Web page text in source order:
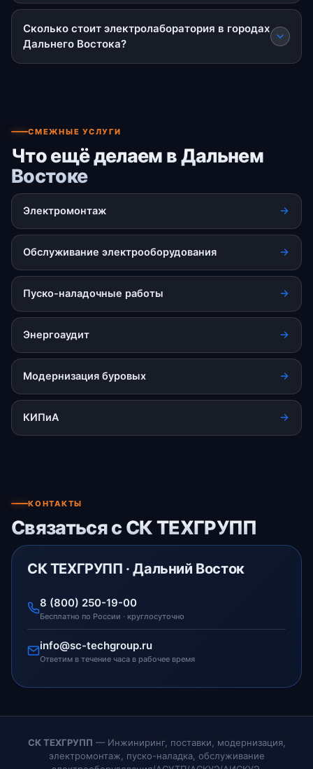
Сколько стоит электролаборатория в городах
Дальнего Востока?
СМЕЖНЫЕ УСЛУГИ
Что ещё делаем в Дальнем
Востоке
Электромонтаж
Обслуживание электрооборудования
Пуско-наладочные работы
Энергоаудит
Модернизация буровых
КИПиА
КОНТАКТЫ
Связаться с СК ТЕХГРУПП
СК ТЕХГРУПП · Дальний Восток
8 (800) 250-19-00
Бесплатно по России · круглосуточно
info@sc-techgroup.ru
Ответим в течение часа в рабочее время
СК ТЕХГРУПП — Инжиниринг, поставки, модернизация,
электромонтаж, пуско-наладка, обслуживание